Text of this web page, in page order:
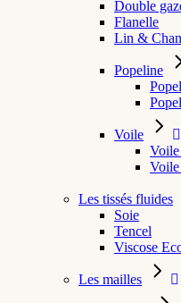
Double
Flanelle
Lin &
Popeline
Voile
Les tissés fluides
Soie
Tencel
Viscose
Les mailles